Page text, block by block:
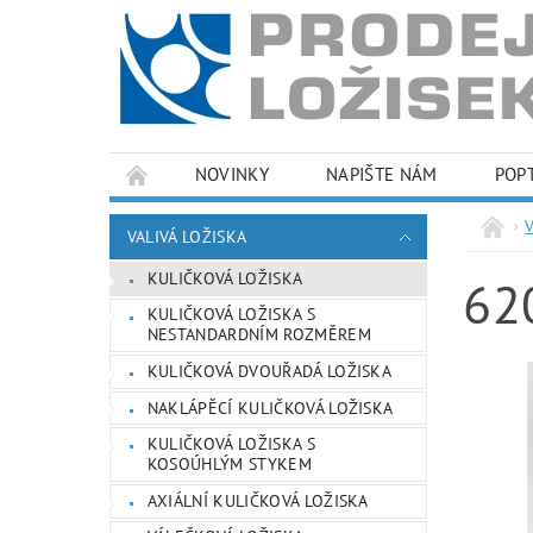
NOVINKY NAPIŠTE NÁM
PODMÍNKY OCHRANY OSOBNÍCH ÚDAJŮ
VALIVÁ LOŽISKA
KULIČKOVÁ LOŽISKA
KULIČKOVÁ LOŽISKA S
NESTANDARDNÍM ROZMĚREM
KULIČKOVÁ DVOUŘADÁ LOŽISKA
NAKLÁPĚCÍ KULIČKOVÁ LOŽISKA
KULIČKOVÁ LOŽISKA S
KOSOÚHLÝM STYKEM
AXIÁLNÍ KULIČKOVÁ LOŽISKA